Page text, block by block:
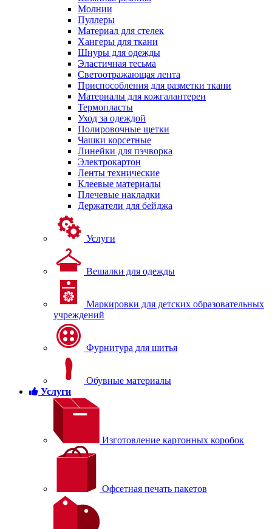
Молнии
Пуллеры
Материал для стелек
Хангеры для ткани
Шнуры для одежды
Эластичная тесьма
Светоотражающая лента
Приспособления для разметки ткани
Материалы для кожгалантереи
Термопласты
Уход за одеждой
Полировочные щетки
Чашки корсетные
Линейки для пэчворка
Электрокартон
Ленты технические
Клеевые материалы
Плечевые накладки
Держатели для бейджа
Услуги
Вешалки для одежды
Маркировки для детских образовательных
учреждений
Фурнитура для шитья
Обувные материалы
Услуги
Изготовление картонных коробок
Офсетная печать пакетов